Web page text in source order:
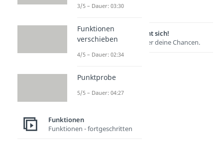
Lernen lohnt sich!
Entdecke hier deine Chancen.
3/5 – Dauer: 03:30
Funktionen
verschieben
4/5 – Dauer: 02:34
Punktprobe
5/5 – Dauer: 04:27
Funktionen
Funktionen - fortgeschritten